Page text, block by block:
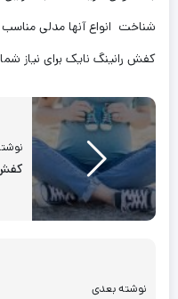
شناخت انواع آنها مدلی
کفش رانینگ نایک برای نیاز
کفش
نوشته بعدی